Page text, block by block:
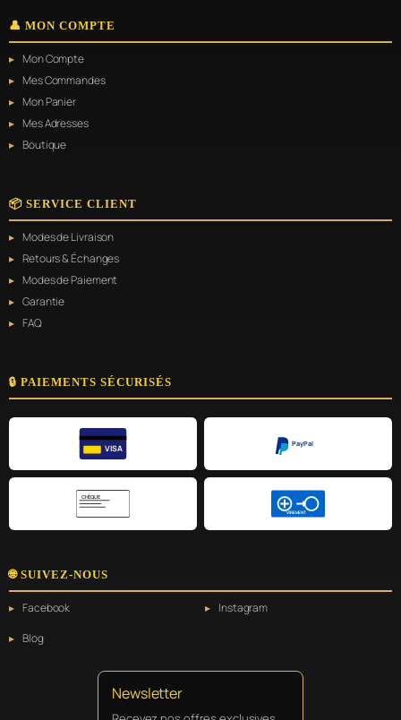
👤 MON COMPTE
Mon Compte
Mes Commandes
Mon Panier
Mes Adresses
Boutique
📦 SERVICE CLIENT
Modes de Livraison
Retours & Échanges
Modes de Paiement
Garantie
FAQ
🔒 PAIEMENTS SÉCURISÉS
VISA
PayPal
CHÈQUE
VIREMENT
🌐 SUIVEZ-NOUS
Facebook
Instagram
Blog
Newsletter